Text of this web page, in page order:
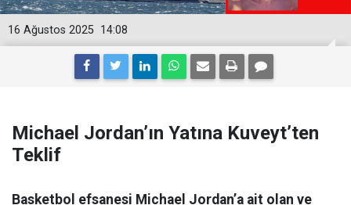
14:08
16 Ağustos 2025
Michael Jordan’ın Yatına Kuveyt’ten
Teklif
Basketbol efsanesi Michael Jordan’a ait olan ve